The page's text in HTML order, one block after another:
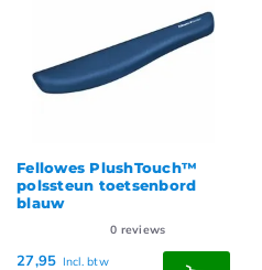
Fellowes PlushTouch™
polssteun toetsenbord
blauw
0 reviews
27,95 Incl. btw